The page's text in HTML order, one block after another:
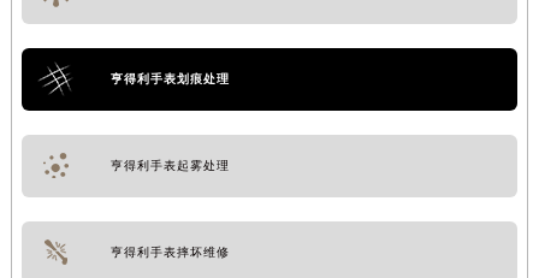
亨得利手表划痕处理
亨得利手表起雾处理
亨得利手表摔坏维修